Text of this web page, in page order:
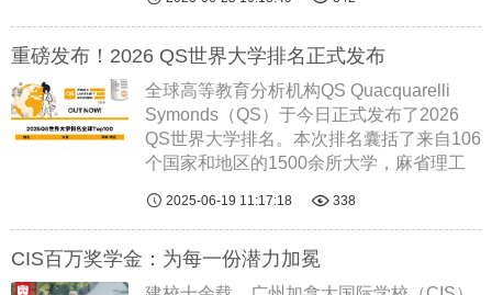
校？评估学校是否真正适合孩子？参加校园
开放日就是一个深入了解学校的绝佳方
式...... 阅读全文
重磅发布！2026 QS世界大学排名正式发布
全球高等教育分析机构QS Quacquarelli
Symonds（QS）于今日正式发布了2026
QS世界大学排名。本次排名囊括了来自106
个国家和地区的1500余所大学，麻省理工
构的竞争愈发激烈；大约45%的中国（内
地）大学相较于去年的排名有所上升，这一
趋势延...... 阅读全文
 2025-06-19 11:17:18  338
CIS百万奖学金：为每一份潜力加冕